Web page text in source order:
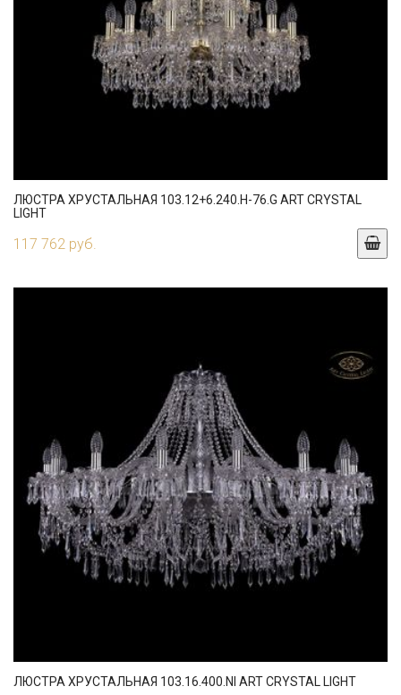
ЛЮСТРА ХРУСТАЛЬНАЯ 103.12+6.240.H-76.G ART CRYSTAL
LIGHT
117 762 руб.
ЛЮСТРА ХРУСТАЛЬНАЯ 103.16.400.NI ART CRYSTAL LIGHT